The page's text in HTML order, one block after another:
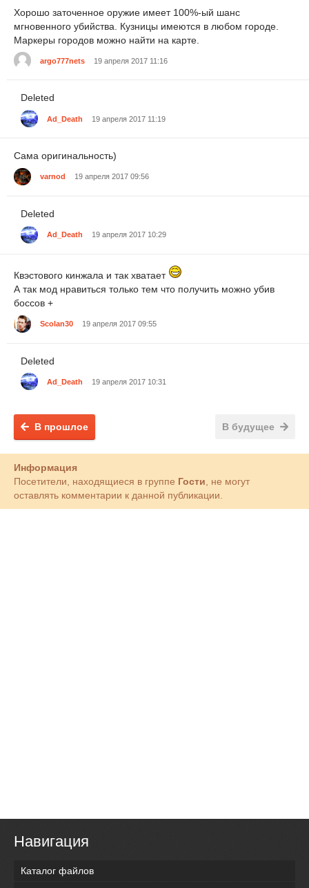
Хорошо заточенное оружие имеет 100%-ый шанс
мгновенного убийства. Кузницы имеются в любом городе.
Маркеры городов можно найти на карте.
argo777nets 19 апреля 2017 11:16
Deleted
Ad_Death 19 апреля 2017 11:19
Сама оригинальность)
varnod 19 апреля 2017 09:56
Deleted
Ad_Death 19 апреля 2017 10:29
Квэстового кинжала и так хватает
А так мод нравиться только тем что получить можно убив
боссов +
Scolan30 19 апреля 2017 09:55
Deleted
Ad_Death 19 апреля 2017 10:31
В будущее
В прошлое
Информация
Посетители, находящиеся в группе Гости, не могут
оставлять комментарии к данной публикации.
Навигация
Каталог файлов